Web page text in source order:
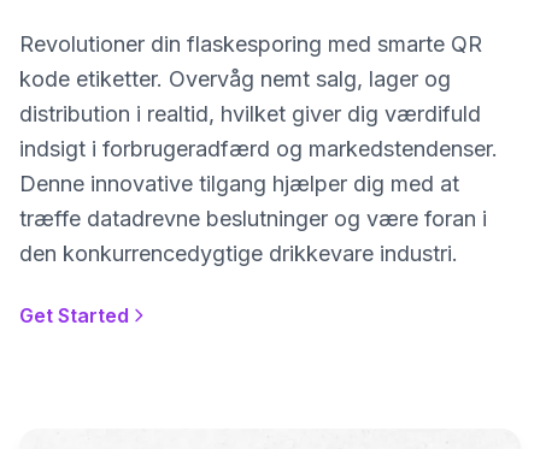
Revolutioner din flaskesporing med smarte QR
kode etiketter. Overvåg nemt salg, lager og
distribution i realtid, hvilket giver dig værdifuld
indsigt i forbrugeradfærd og markedstendenser.
Denne innovative tilgang hjælper dig med at
træffe datadrevne beslutninger og være foran i
den konkurrencedygtige drikkevare industri.
Get Started